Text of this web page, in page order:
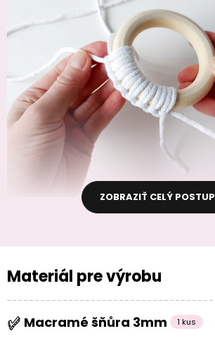
ZOBRAZIŤ CELÝ POSTUP
Materiál pre výrobu
Macramé šňůra 3mm 1 kus